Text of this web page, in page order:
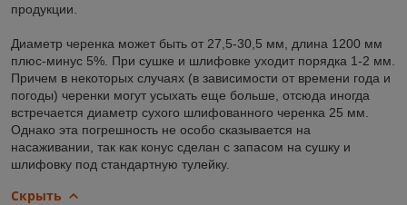
продукции.
Диаметр черенка может быть от 27,5-30,5 мм, длина 1200 мм
плюс-минус 5%. При сушке и шлифовке уходит порядка 1-2 мм.
Причем в некоторых случаях (в зависимости от времени года и
погоды) черенки могут усыхать еще больше, отсюда иногда
встречается диаметр сухого шлифованного черенка 25 мм.
Однако эта погрешность не особо сказывается на
насаживании, так как конус сделан с запасом на сушку и
шлифовку под стандартную тулейку.
Скрыть